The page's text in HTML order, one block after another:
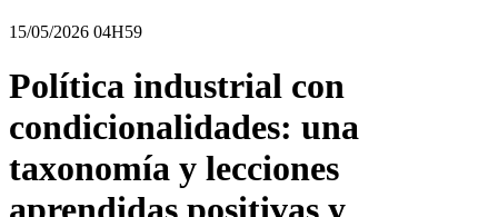
15/05/2026 04H59
Política industrial con
condicionalidades: una
taxonomía y lecciones